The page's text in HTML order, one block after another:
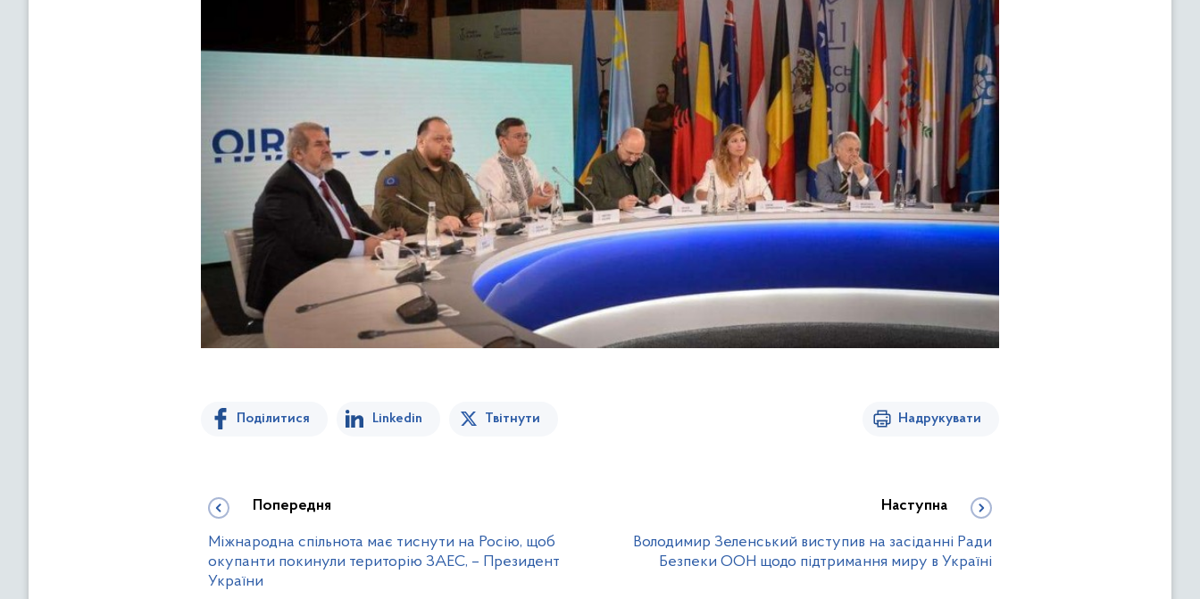
Поділитися Linkedin Твітнути Надрукувати
Попередня
Міжнародна спільнота має тиснути на Росію, щоб
окупанти покинули територію ЗАЕС, – Президент
України
Наступна
Володимир Зеленський виступив на засіданні Ради
Безпеки ООН щодо підтримання миру в Україні